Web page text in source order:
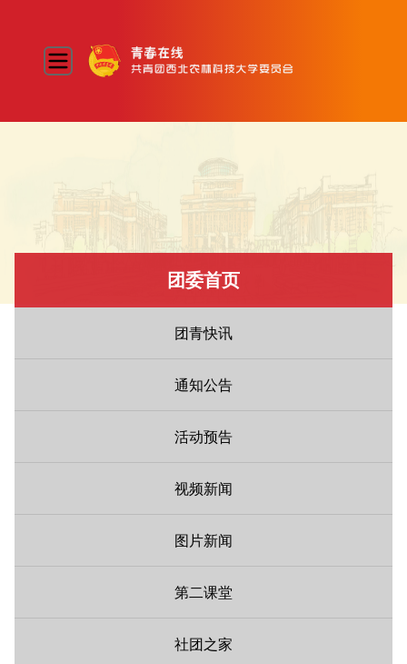
团委首页
团青快讯
通知公告
活动预告
视频新闻
图片新闻
第二课堂
社团之家